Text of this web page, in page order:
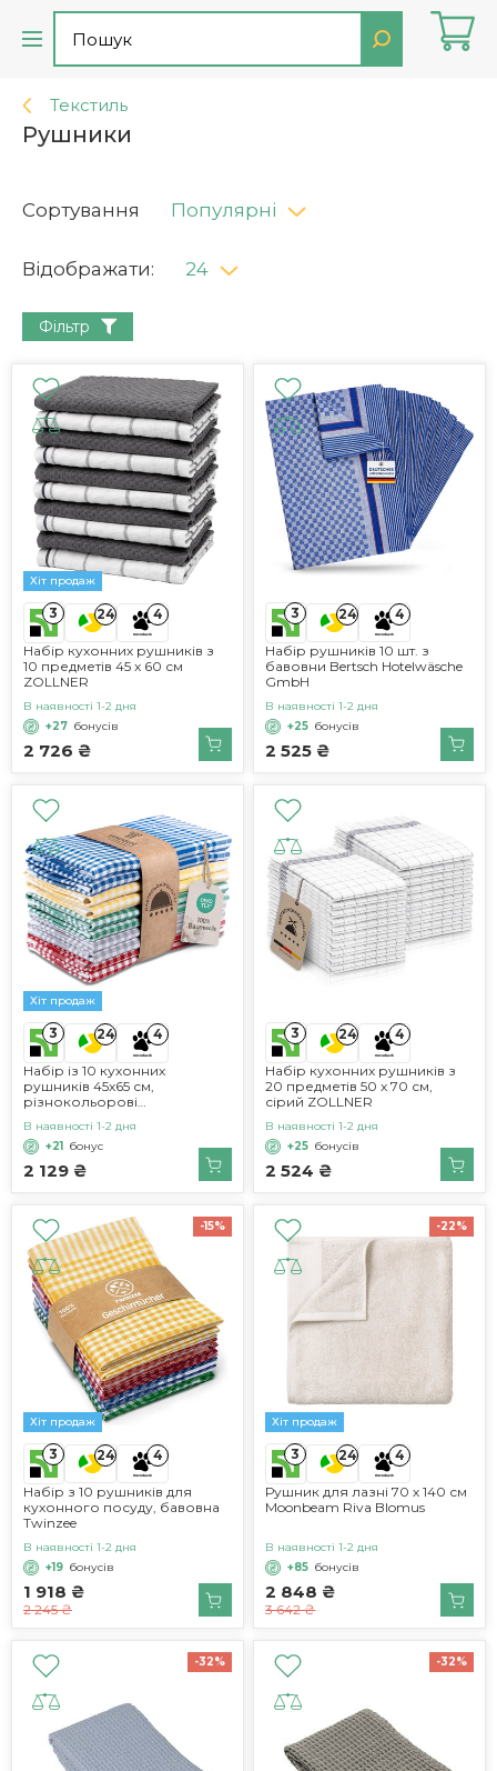
Текстиль
Рушники
Сортування Популярні
Відображати: 24
Фільтр
Хіт продаж
3 24 4
Набір кухонних рушників з
10 предметів 45 x 60 см
ZOLLNER
2 726 ₴
В наявності 1-2 дня
+27 бонусів
3 24 4
Набір рушників 10 шт. з
бавовни Bertsch Hotelwäsche
GmbH
2 525 ₴
В наявності 1-2 дня
+25 бонусів
Хіт продаж
3 24 4
Набір із 10 кухонних
рушників 45x65 см,
різнокольорові
2 129 ₴
В наявності 1-2 дня
+21
бонус
3 24 4
Набір кухонних рушників з
20 предметів 50 x 70 см,
сірий ZOLLNER
2 524 ₴
В наявності 1-2 дня
+25 бонусів
Хіт продаж
3 24 4
Набір з 10 рушників для
кухонного посуду, бавовна
Twinzee
-15%
1 918 ₴
2 245 ₴
В наявності 1-2 дня
+19 бонусів
Хіт продаж
3 24 4
Рушник для лазні 70 х 140 см
Moonbeam Riva Blomus
-22%
2 848 ₴
3 642 ₴
В наявності 1-2 дня
+85 бонусів
-32% -32%